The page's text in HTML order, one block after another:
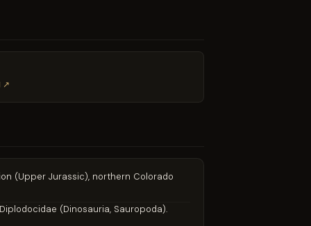
↗
(Upper Jurassic), northern Colorado
(Dinosauria, Sauropoda).